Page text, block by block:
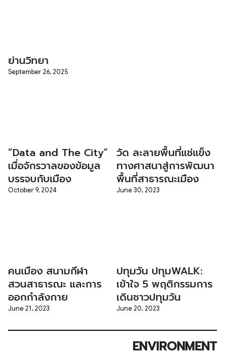
ย่านวิทยา
September 26, 2025
“Data and The City”
เมื่อจักรวาลของข้อมูล
บรรจบกับเมือง
October 9, 2024
วัด ละลายพื้นที่แช่แข็ง
ทางศาสนาสู่การพัฒนา
พื้นที่สาธารณะเมือง
June 30, 2023
คนเมือง สนามกีฬา
สวนสาธารณะ และการ
ออกกำลังกาย
June 21, 2023
ปทุมวัน ปทุมWALK:
เข้าใจ 5 พฤติกรรมการ
เดินชาวปทุมวัน
June 20, 2023
ENVIRONMENT